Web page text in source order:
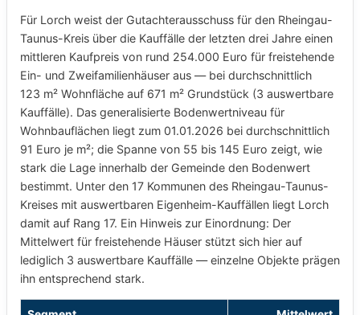
Für Lorch weist der Gutachterausschuss für den Rheingau-
Taunus-Kreis über die Kauffälle der letzten drei Jahre einen
mittleren Kaufpreis von rund 254.000 Euro für freistehende
Ein- und Zweifamilienhäuser aus — bei durchschnittlich
123 m² Wohnfläche auf 671 m² Grundstück (3 auswertbare
Kauffälle). Das generalisierte Bodenwertniveau für
Wohnbauflächen liegt zum 01.01.2026 bei durchschnittlich
91 Euro je m²; die Spanne von 55 bis 145 Euro zeigt, wie
stark die Lage innerhalb der Gemeinde den Bodenwert
bestimmt. Unter den 17 Kommunen des Rheingau-Taunus-
Kreises mit auswertbaren Eigenheim-Kauffällen liegt Lorch
damit auf Rang 17. Ein Hinweis zur Einordnung: Der
Mittelwert für freistehende Häuser stützt sich hier auf
lediglich 3 auswertbare Kauffälle — einzelne Objekte prägen
ihn entsprechend stark.